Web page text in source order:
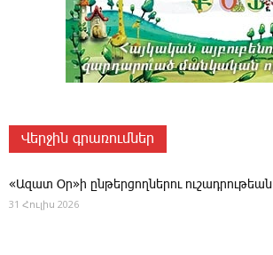
Վերջին գրառումներ
«Ազատ Օր»ի ընթերցողներու ուշադրութեան
31 Հուլիս 2026